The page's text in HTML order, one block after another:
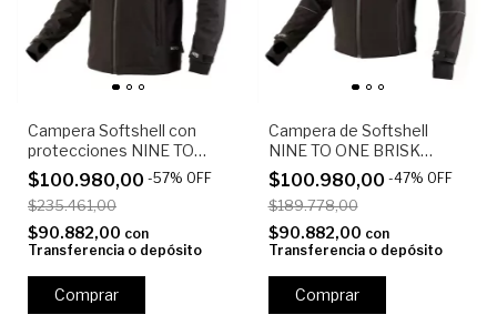
Campera Softshell con
protecciones NINE TO
ONE KINETIC Negra
$100.980,00 -57% OFF
$235.461,00
$90.882,00 con
Transferencia o depósito
Comprar
Campera de Softshell
NINE TO ONE BRISK
Negra
$100.980,00 -47% OFF
$189.778,00
$90.882,00 con
Transferencia o depósito
Comprar